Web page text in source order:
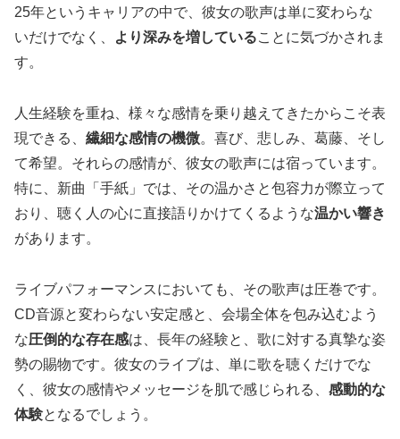
25年というキャリアの中で、彼女の歌声は単に変わらな
いだけでなく、
より深みを増していることに気づかされま
す。
人生経験を重ね、様々な感情を乗り越えてきたからこそ表
現できる、 繊細な感情の機微。喜び、悲しみ、葛藤、そし
て希望。それらの感情が、彼女の歌声には宿っています。
特に、新曲「手紙」では、その温かさと包容力が際立って
おり、聴く人の心に直接語りかけてくるような温かい響き
があります。
ライブパフォーマンスにおいても、その歌声は圧巻です。
CD音源と変わらない安定感と、会場全体を包み込むよう
な圧倒的な存在感は、長年の経験と、歌に対する真摯な姿
勢の賜物です。彼女のライブは、単に歌を聴くだけでな
く、彼女の感情やメッセージを肌で感じられる、 感動的な
体験となるでしょう。